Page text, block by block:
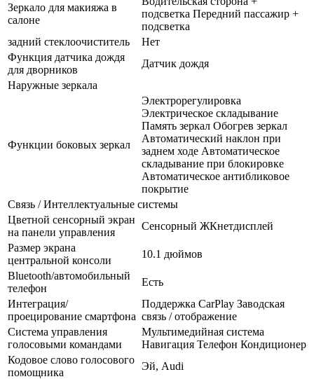
Зеркало для макияжа в
салоне
подсветка Передний пассажир +
подсветка
задний стеклоочиститель
Нет
Функция датчика дождя
для дворников
Датчик дождя
Наружные зеркала
Функции боковых зеркал
Электрорегулировка
Электрическое складывание
Память зеркал Обогрев зеркал
Автоматический наклон при
заднем ходе Автоматическое
складывание при блокировке
Автоматическое антибликовое
покрытие
Связь / Интеллектуальные системы
Цветной сенсорный экран
на панели управления
Сенсорный ЖКнетдисплей
Размер экрана
центральной консоли
10.1 дюймов
Bluetooth/автомобильный
телефон
Есть
Интеграция/
проецирование смартфона
Поддержка CarPlay Заводская
связь / отображение
Система управления
голосовыми командами
Мультимедийная система
Навигация Телефон Кондиционер
Кодовое слово голосового
помощника
Эй, Audi